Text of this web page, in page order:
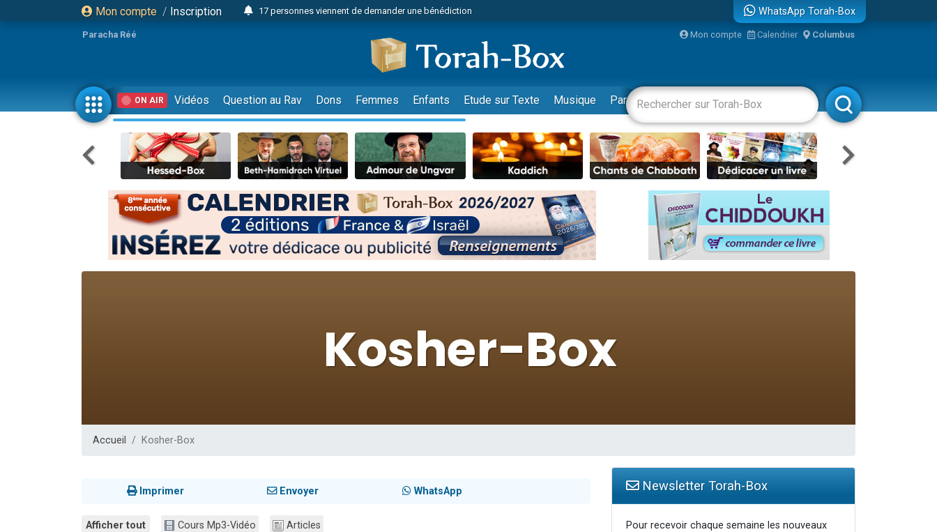
Mon compte / Inscription
17 personnes viennent de demander une bénédiction
23 personnes viennent de faire un don pour Diane, 80 ans, dans un appartement insalubre
Eva vient de donner son Maasser
4 personnes viennent de nous rejoindre sur WhatsApp
3 personnes viennent de nous rejoindre sur WhatsApp
Odaya vient de donner son Maasser
3 personnes viennent de faire un don pour 5 jours de vacances aux Orphelins
2 personnes viennent de nous rejoindre sur WhatsApp
13 personnes viennent de demander une bénédiction
Il reste 49 places pour étudier en groupe sur Zoom
30 personnes viennent de faire un don pour Sauvez la jambe de Yohan
12 nouvelles musiques dans Torah-Box Music
2 nouvelles musiques dans Torah-Box Music
8 personnes viennent de faire un don pour Tsédaka : pauvres d'Israel
WhatsApp Torah-Box
Paracha Réé Mon compte Calendrier Columbus
ON AIR Vidéos Question au Rav Dons Femmes Enfants Etude sur Texte Musique Paracha Divertissements Livres Rabbanim
Accueil Kosher-Box
Imprimer Envoyer WhatsApp
Afficher tout Cours Mp3-Vidéo Articles
Newsletter Torah-Box
Pour recevoir chaque semaine les nouveaux